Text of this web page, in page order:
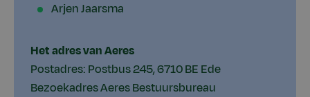
Arjen Jaarsma
Het adres van Aeres
Postadres: Postbus 245, 6710 BE Ede
Bezoekadres Aeres Bestuursbureau